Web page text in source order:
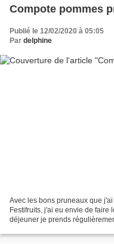
Compote pommes
Publié le 12/02/2020 à 05:05
Par delphine
Avec les bons pruneaux que
Festifruits, j'ai eu envie de faire
déjeuner je prends